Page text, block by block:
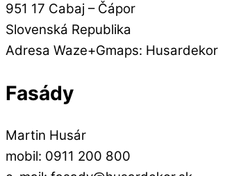
951 17 Cabaj – Čápor
Slovenská Republika
Adresa Waze+Gmaps: Husardekor
Fasády
Martin Husár
mobil: 0911 200 800